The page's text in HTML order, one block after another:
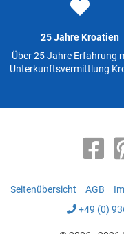
25 Jahre Kroatien
Über 25 Jahre Erfahrung
Unterkunftsvermittlung
Seitenübersicht AGB
+49 (0)